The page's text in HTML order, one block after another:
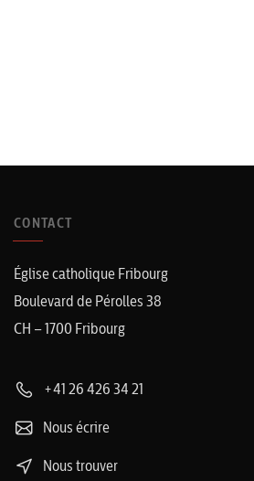
célébration hommage (au salon
CONTACT
Église catholique Fribourg
Boulevard de Pérolles 38
CH – 1700 Fribourg
+41 26 426 34 21
Nous écrire
Nous trouver